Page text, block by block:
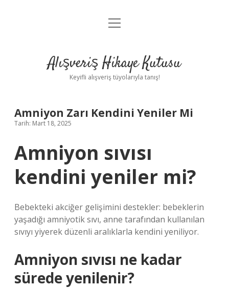
Anasayfa
Yasal Uyarı
menüyü
Alışveriş Hikaye Kutusu
Keyifli alışveriş tüyolarıyla tanış!
Amniyon Zarı Kendini Yeniler Mi
Tarih: Mart 18, 2025
Amniyon sıvısı
kendini yeniler mi?
Bebekteki akciğer gelişimini destekler: bebeklerin
yaşadığı amniyotik sıvı, anne tarafından kullanılan
sıvıyı yiyerek düzenli aralıklarla kendini yeniliyor.
Amniyon sıvısı ne kadar
sürede yenilenir?